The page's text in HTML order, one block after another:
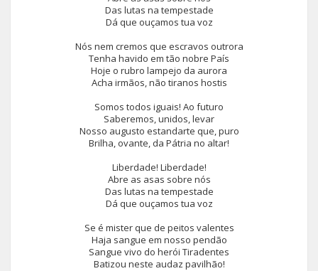
Das lutas na tempestade
Dá que ouçamos tua voz
Nós nem cremos que escravos outrora
Tenha havido em tão nobre País
Hoje o rubro lampejo da aurora
Acha irmãos, não tiranos hostis
Somos todos iguais! Ao futuro
Saberemos, unidos, levar
Nosso augusto estandarte que, puro
Brilha, ovante, da Pátria no altar!
Liberdade! Liberdade!
Abre as asas sobre nós
Das lutas na tempestade
Dá que ouçamos tua voz
Se é mister que de peitos valentes
Haja sangue em nosso pendão
Sangue vivo do herói Tiradentes
Batizou neste audaz pavilhão!